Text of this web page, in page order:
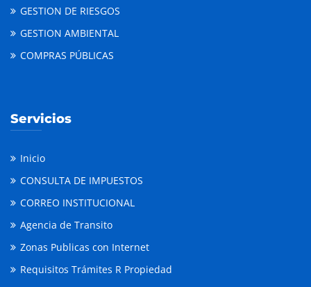
GESTION DE RIESGOS
GESTION AMBIENTAL
COMPRAS PÚBLICAS
Servicios
Inicio
CONSULTA DE IMPUESTOS
CORREO INSTITUCIONAL
Agencia de Transito
Zonas Publicas con Internet
Requisitos Trámites R Propiedad